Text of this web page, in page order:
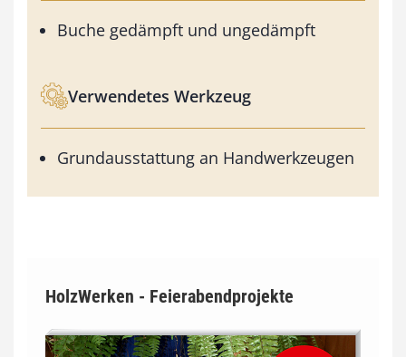
Buche gedämpft und ungedämpft
Verwendetes Werkzeug
Grundausstattung an Handwerkzeugen
HolzWerken - Feierabendprojekte